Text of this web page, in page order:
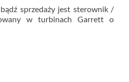
sprzedaży jest sterownik /
w turbinach Garrett o